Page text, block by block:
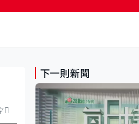
下一則新聞